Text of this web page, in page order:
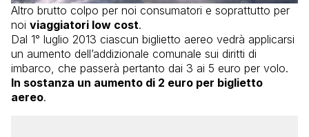
Altro brutto colpo per noi consumatori e soprattutto per
noi viaggiatori low cost.
Dal 1° luglio 2013 ciascun biglietto aereo vedrà applicarsi
un aumento dell’addizionale comunale sui diritti di
imbarco, che passerà pertanto dai 3 ai 5 euro per volo.
In sostanza un aumento di 2 euro per biglietto
aereo.